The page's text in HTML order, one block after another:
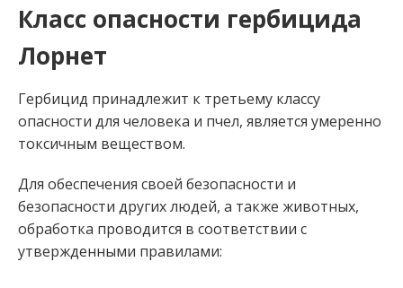
Класс опасности гербицида
Лорнет
Гербицид принадлежит к третьему классу
опасности для человека и пчел, является умеренно
токсичным веществом.
Для обеспечения своей безопасности и
безопасности других людей, а также животных,
обработка проводится в соответствии с
утвержденными правилами: